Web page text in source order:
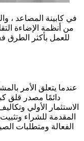
من أنظمة الإضاءة
للعمل بأكثر الطرق
عندما يتعلق الأمر
دائمًا مصدر قلق
الاستثمار الأولي
المقدمة للشراء
الفعالة ومتطلبات